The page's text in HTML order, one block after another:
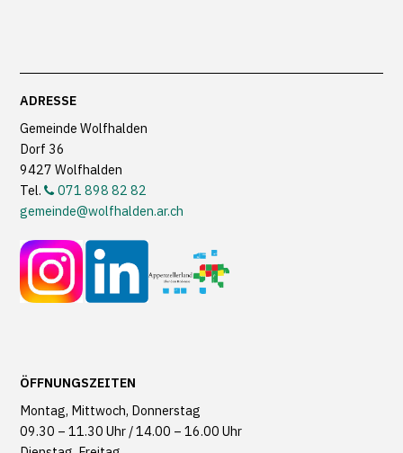
ADRESSE
Gemeinde Wolfhalden
Dorf 36
9427 Wolfhalden
Tel.
071 898 82 82
gemeinde@wolfhalden.ar.ch
ÖFFNUNGSZEITEN
Montag, Mittwoch, Donnerstag
09.30 – 11.30 Uhr / 14.00 – 16.00 Uhr